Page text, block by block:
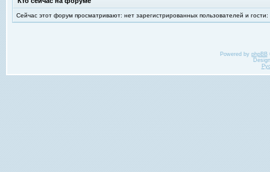
Сейчас этот форум просматривают: нет зарегистрированных пользователей и гости:
Powered by phpBB